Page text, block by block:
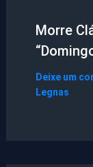
Morre
Deixe um
Legnas